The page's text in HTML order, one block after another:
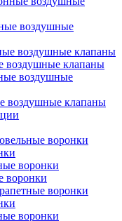
воздушные
воздушные клапаны
воздушные клапаны
воронки
воронки
воронки
воронки
воронки